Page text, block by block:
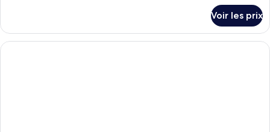
lits
jumeaux
le
type
de
Voir les prix